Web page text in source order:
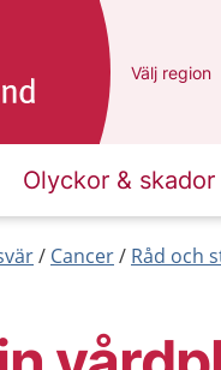
Du har valt
Välj en
region
Olyckor & skador
Cancer Råd och